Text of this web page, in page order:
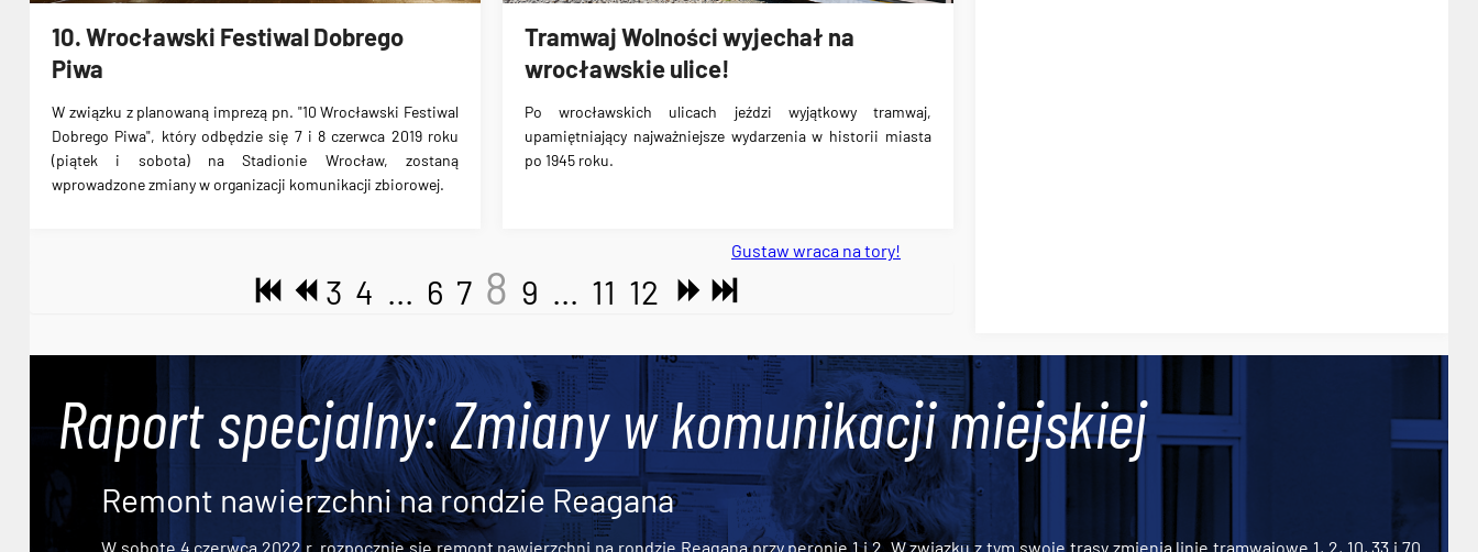
10. Wrocławski Festiwal Dobrego
Piwa
W związku z planowaną imprezą pn. "10 Wrocławski Festiwal
Dobrego Piwa", który odbędzie się 7 i 8 czerwca 2019 roku
(piątek i sobota) na Stadionie Wrocław, zostaną
wprowadzone zmiany w organizacji komunikacji zbiorowej.
Tramwaj Wolności wyjechał na
wrocławskie ulice!
Po wrocławskich ulicach jeździ wyjątkowy tramwaj,
upamiętniający najważniejsze wydarzenia w historii miasta
po 1945 roku.
Gustaw wraca na tory!
3 4 ... 6 7 8 9 ... 11 12
Raport specjalny: Zmiany w komunikacji miejskiej
Remont nawierzchni na rondzie Reagana
W sobotę 4 czerwca 2022 r. rozpocznie się remont nawierzchni na rondzie Reagana przy peronie 1 i 2. W związku z tym swoje trasy zmienią linie tramwajowe 1, 2, 10, 33 i 70